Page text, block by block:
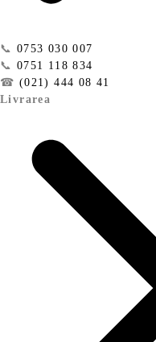
📞 0753 030 007
📞 0751 118 834
☎ (021) 444 08 41
Livrarea